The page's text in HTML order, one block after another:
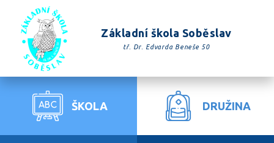
Základní škola Soběslav
tř. Dr. Edvarda Beneše 50
ŠKOLA DRUŽINA